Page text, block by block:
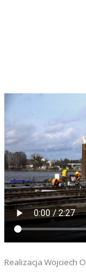
Realizacja Wojciech